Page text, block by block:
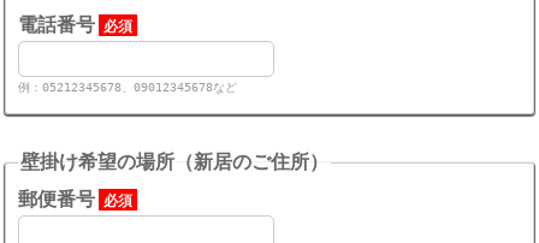
電話番号 必須
例：05212345678、09012345678など
壁掛け希望の場所（新居のご住所）
郵便番号 必須